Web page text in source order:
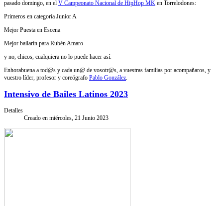
pasado domingo, en el V Campeonato Nacional de HipHop MK en Torrelodones:
Primeros en categoría Junior A
Mejor Puesta en Escena
Mejor bailarín para Rubén Amaro
y no, chicos, cualquiera no lo puede hacer así.
Enhorabuena a tod@s y cada un@ de vosotr@s, a vuestras familias por acompañaros, y
vuestro líder, profesor y coreógrafo Pablo González.
Intensivo de Bailes Latinos 2023
Detalles
Creado en miércoles, 21 Junio 2023